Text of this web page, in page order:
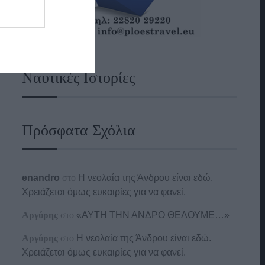
Ναυτικές Ιστορίες
Πρόσφατα Σχόλια
enandro στο Η νεολαία της Άνδρου είναι εδώ.
Χρειάζεται όμως ευκαιρίες για να φανεί.
Αργύρης στο «ΑΥΤΗ ΤΗΝ ΑΝΔΡΟ ΘΕΛΟΥΜΕ…»
Αργύρης στο Η νεολαία της Άνδρου είναι εδώ.
Χρειάζεται όμως ευκαιρίες για να φανεί.